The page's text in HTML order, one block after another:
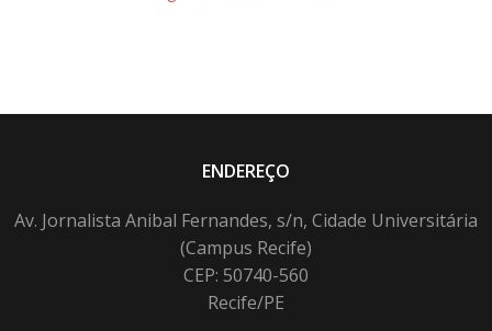
ENDEREÇO
Av. Jornalista Anibal Fernandes, s/n, Cidade Universitária
(Campus Recife)
CEP: 50740-560
Recife/PE